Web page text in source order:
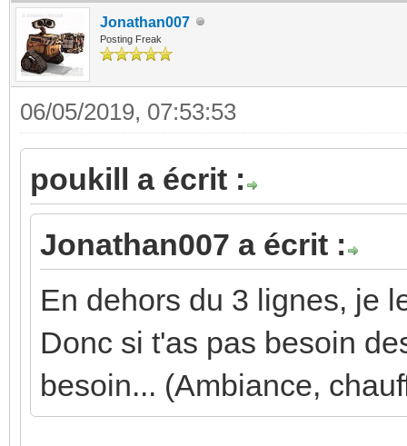
Jonathan007
Posting Freak
06/05/2019, 07:53:53
poukill a écrit :
Jonathan007 a écrit :
En dehors du 3 lignes, je
Donc si t'as pas besoin
besoin... (Ambiance,